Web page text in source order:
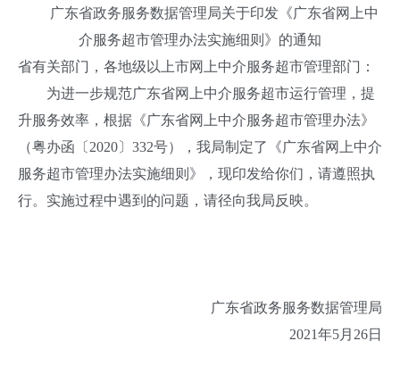
广东省政务服务数据管理局关于印发《广东省网上中
介服务超市管理办法实施细则》的通知
省有关部门，各地级以上市网上中介服务超市管理部门：
为进一步规范广东省网上中介服务超市运行管理，提
升服务效率，根据《广东省网上中介服务超市管理办法》
（粤办函〔2020〕332号），我局制定了《广东省网上中介
服务超市管理办法实施细则》，现印发给你们，请遵照执
行。实施过程中遇到的问题，请径向我局反映。
广东省政务服务数据管理局
2021年5月26日